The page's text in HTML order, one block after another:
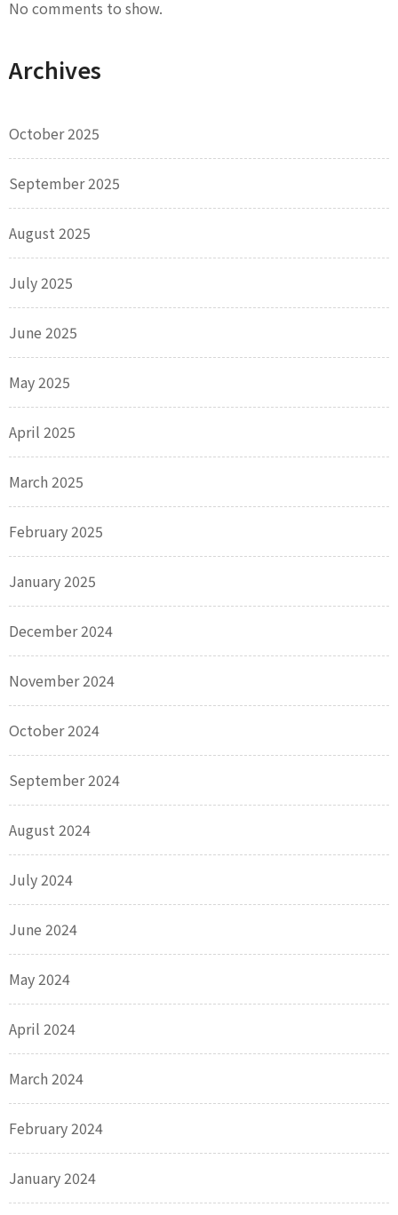
No comments to show.
Archives
October 2025
September 2025
August 2025
July 2025
June 2025
May 2025
April 2025
March 2025
February 2025
January 2025
December 2024
November 2024
October 2024
September 2024
August 2024
July 2024
June 2024
May 2024
April 2024
March 2024
February 2024
January 2024